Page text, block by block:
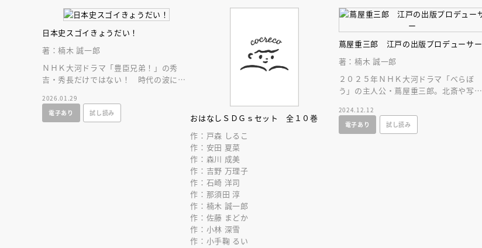
日本史スゴイきょうだい！
著：楠木 誠一郎
ＮＨＫ大河ドラマ「豊臣兄弟！」の秀
吉・秀長だけではない！ 時代の波に翻
１組のきょうだい！
2026.01.29
電子あり
試し読み
おはなしＳＤＧｓセット 全１０巻
作：戸森 しるこ
作：安田 夏菜
作：森川 成美
作：吉野 万理子
作：石崎 洋司
作：那須田 淳
作：楠木 誠一郎
作：佐藤 まどか
作：小林 深雪
作：小手鞠 るい
蔦屋重三郎 江戸の出版プロデューサー
著：楠木 誠一郎
２０２５年ＮＨＫ大河ドラマ「べらぼ
う」の主人公・蔦屋重三郎。北斎や写楽
カーの波乱の生涯！
2024.12.12
電子あり
試し読み